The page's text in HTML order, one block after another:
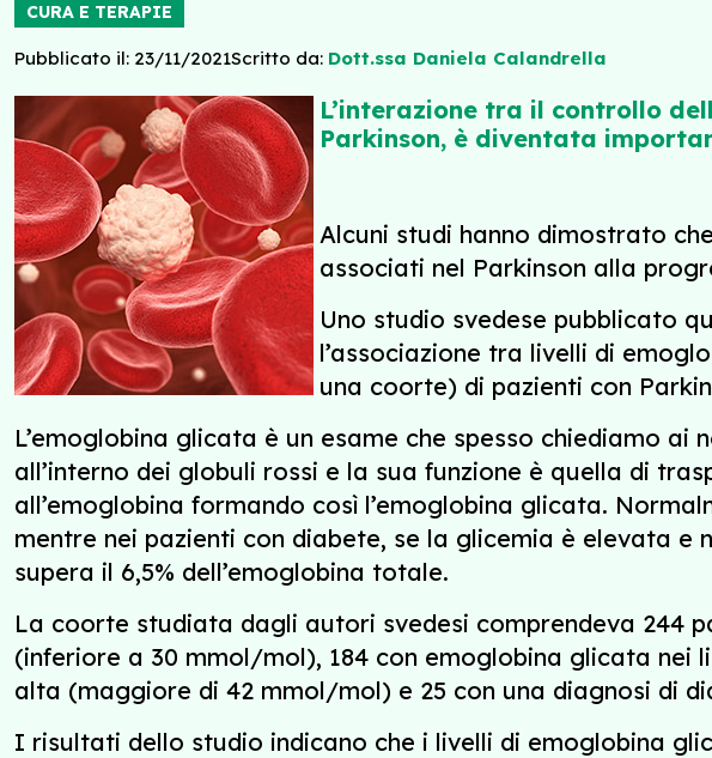
CURA E TERAPIE
Pubblicato il: 23/11/2021Scritto da: Dott.ssa Daniela Calandrella
L’interazione tra il controllo
Parkinson, è diventata
Alcuni studi hanno dimostrato
associati nel Parkinson alla
Uno studio svedese pubblicato
l’associazione tra livelli di
una coorte) di pazienti con
L’emoglobina glicata è un esame che spesso chiediamo
all’interno dei globuli rossi e la sua funzione è quella di
all’emoglobina formando così l’emoglobina glicata.
mentre nei pazienti con diabete, se la glicemia è elevata
supera il 6,5% dell’emoglobina totale.
La coorte studiata dagli autori svedesi comprendeva 244
(inferiore a 30 mmol/mol), 184 con emoglobina glicata nei
alta (maggiore di 42 mmol/mol) e 25 con una diagnosi di
I risultati dello studio indicano che i livelli di emoglobina